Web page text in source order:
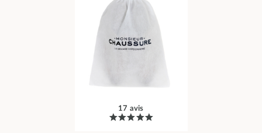
17 avis